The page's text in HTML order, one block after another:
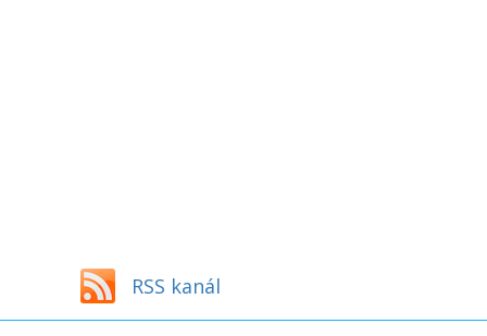
RSS kanál